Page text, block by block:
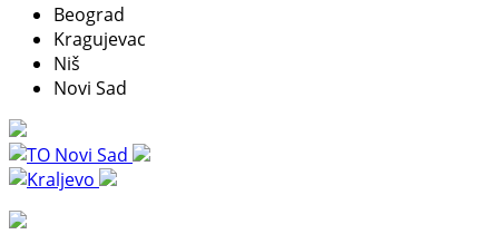
Beograd
Kragujevac
Niš
Novi Sad